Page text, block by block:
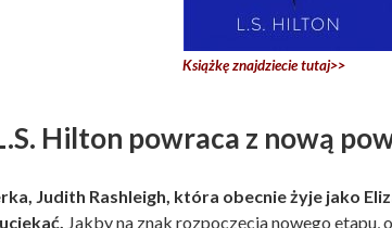
Książkę znajdziecie tutaj>>
Hilton powraca z nową
Judith Rashleigh, która obecnie żyje jako
Jakby na znak rozpoczęcia nowego etapu,